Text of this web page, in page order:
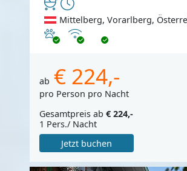
Mittelberg, Vorarlberg,
Haustiere erlaubt
Internet
ab € 224,-
pro Person pro Nacht
Gesamtpreis ab € 224,-
1 Pers./ Nacht
Jetzt buchen